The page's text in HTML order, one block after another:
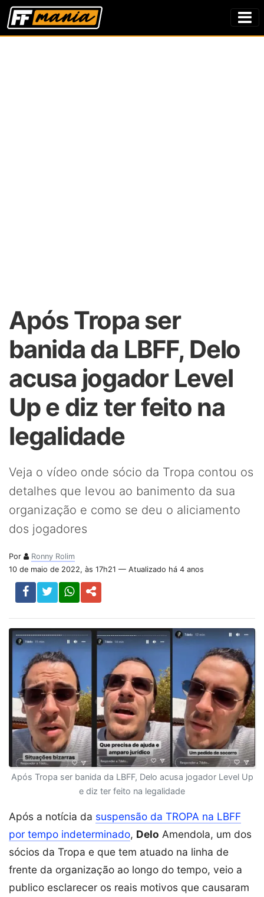
Após Tropa ser
banida da LBFF, Delo
acusa jogador Level
Up e diz ter feito na
legalidade
Veja o vídeo onde sócio da Tropa contou os
detalhes que levou ao banimento da sua
organização e como se deu o aliciamento
dos jogadores
Por
Ronny Rolim
10 de maio de 2022, às 17h21 — Atualizado há 4 anos
Após Tropa ser banida da LBFF, Delo acusa jogador Level Up
e diz ter feito na legalidade
Após a notícia da suspensão da TROPA na LBFF
por tempo indeterminado, Delo Amendola, um dos
sócios da Tropa e que tem atuado na linha de
frente da organização ao longo do tempo, veio a
publico esclarecer os reais motivos que causaram